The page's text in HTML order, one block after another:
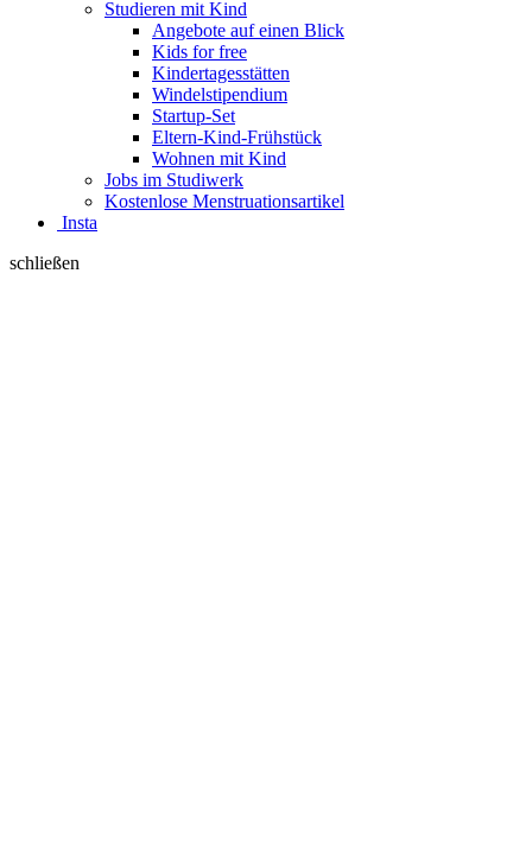
Studieren mit Kind
Angebote auf einen Blick
Kids for free
Kindertagesstätten
Windelstipendium
Startup-Set
Eltern-Kind-Frühstück
Wohnen mit Kind
Jobs im Studiwerk
Kostenlose Menstruationsartikel
Insta
schließen